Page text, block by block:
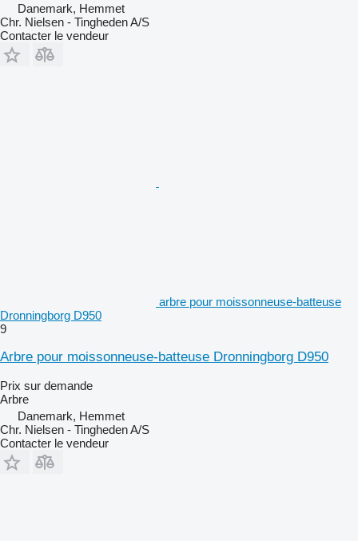
Danemark, Hemmet
Chr. Nielsen - Tingheden A/S
Contacter le vendeur
arbre pour moissonneuse-batteuse
Dronningborg D950
9
Arbre pour moissonneuse-batteuse Dronningborg D950
Prix sur demande
Arbre
Danemark, Hemmet
Chr. Nielsen - Tingheden A/S
Contacter le vendeur